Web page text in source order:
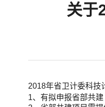
关于
2018年省卫计委科技
1、有拟申报省部共